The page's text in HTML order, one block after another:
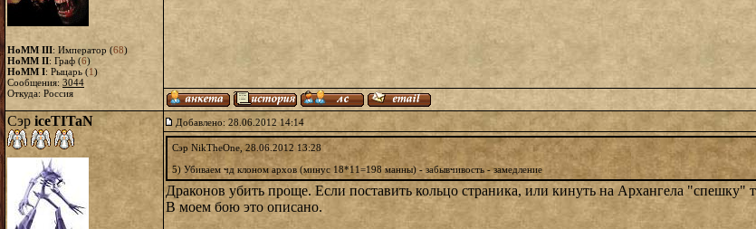
HoMM III: Император (68)
HoMM II: Граф (6)
HoMM I: Рыцарь (1)
Сообщения: 3044
Откуда: Россия
Сэр iceTITaN Добавлено: 28.06.2012 14:14
Сэр NikTheOne, 28.06.2012 13:28
5) Убиваем чд клоном архов (минус 18*11=198 манны) - забывчивость - замедление
Драконов убить проще. Если поставить кольцо страника, или кинуть на Архангела "спешку"
В моем бою это описано.